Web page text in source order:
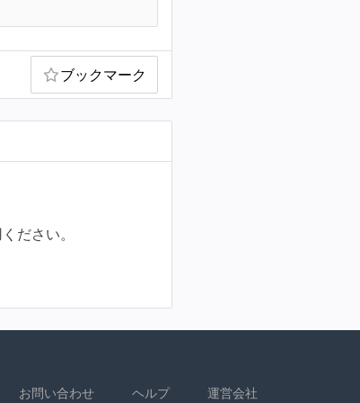
ブックマーク
ださい。
お問い合わせ ヘルプ 運営会社